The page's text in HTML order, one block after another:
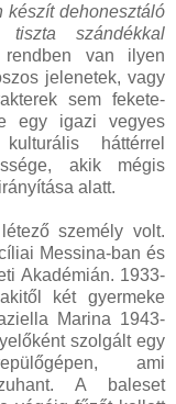
készít dehonesztáló
szándékkal
van ilyen
jelenetek, vagy
sem fekete-
egy igazi vegyes
háttérrel
akik mégis
alatt.
személy volt.
Messina-ban és
Akadémián. 1933-
két gyermeke
Marina 1943-
szolgált egy
ami
A baleset